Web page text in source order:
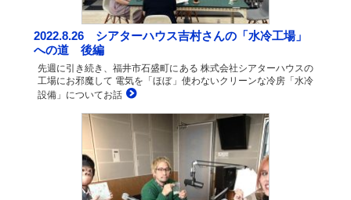
2022.8.26 シアターハウス吉村さんの「水冷工場」
への道 後編
先週に引き続き、福井市石盛町にある 株式会社シアターハウスの
工場にお邪魔して 電気を「ほぼ」使わないクリーンな冷房「水冷
設備」についてお話